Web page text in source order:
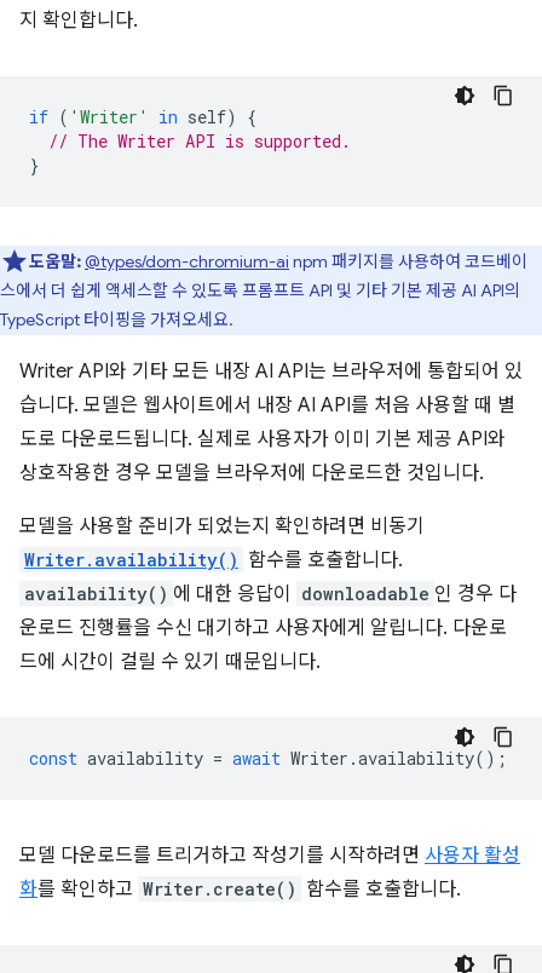
지 확인합니다.
if ( 'Writer' in self)
{
// The Writer API is supported.
}
도움말:@types/dom-chromium-ai npm 패키지를 사용하여 코드베이
스에서 더 쉽게 액세스할 수 있도록 프롬프트 API 및 기타 기본 제공 AI API의
TypeScript 타이핑을 가져오세요.
Writer API와 기타 모든 내장 AI API는 브라우저에 통합되어 있
습니다. 모델은 웹사이트에서 내장 AI API를 처음 사용할 때 별
도로 다운로드됩니다. 실제로 사용자가 이미 기본 제공 API와
상호작용한 경우 모델을 브라우저에 다운로드한 것입니다.
모델을 사용할 준비가 되었는지 확인하려면 비동기
Writer.availability() 함수를 호출합니다.
availability() 에 대한 응답이 downloadable 인 경우 다
운로드 진행률을 수신 대기하고 사용자에게 알립니다. 다운로
드에 시간이 걸릴 수 있기 때문입니다.
const availability = await Writer .availability();
모델 다운로드를 트리거하고 작성기를 시작하려면 사용자 활성
화를 확인하고 Writer.create() 함수를 호출합니다.